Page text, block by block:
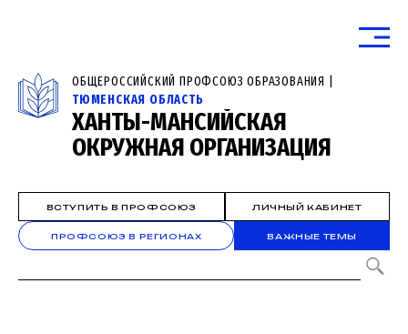
ОБЩЕРОССИЙСКИЙ ПРОФСОЮЗ ОБРАЗОВАНИЯ |
ТЮМЕНСКАЯ ОБЛАСТЬ
ХАНТЫ-МАНСИЙСКАЯ
ОКРУЖНАЯ ОРГАНИЗАЦИЯ
ВСТУПИТЬ В ПРОФСОЮЗ ЛИЧНЫЙ КАБИНЕТ
ПРОФСОЮЗ В РЕГИОНАХ ВАЖНЫЕ ТЕМЫ